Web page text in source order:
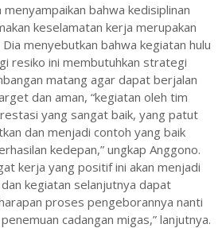
bahwa kedisiplinan
keselamatan kerja merupakan
menyebutkan bahwa kegiatan hulu
resiko ini membutuhkan strategi
matang agar dapat berjalan
dan aman, “kegiatan oleh tim
yang sangat baik, yang patut
dan menjadi contoh yang baik
kedepan,” ungkap Anggono.
kerja yang positif ini akan menjadi
kegiatan selanjutnya dapat
proses pengeborannya nanti
cadangan migas,” lanjutnya.